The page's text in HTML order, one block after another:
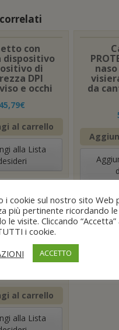
con
dispositivo
di
DPI
e occhi
45,79€
al carrello
alla Lista
da
DPI
CUFFIE E
PER
EDILE
al carrello
alla Lista
i cookie sul nostro sito Web
più pertinente ricordando
le visite. Cliccando
i cookie.
ACCETTO